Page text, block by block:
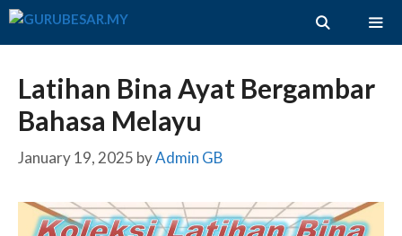
Skip
Latihan Bina Ayat Bergambar
Bahasa Melayu
January 19, 2025 byAdmin GB